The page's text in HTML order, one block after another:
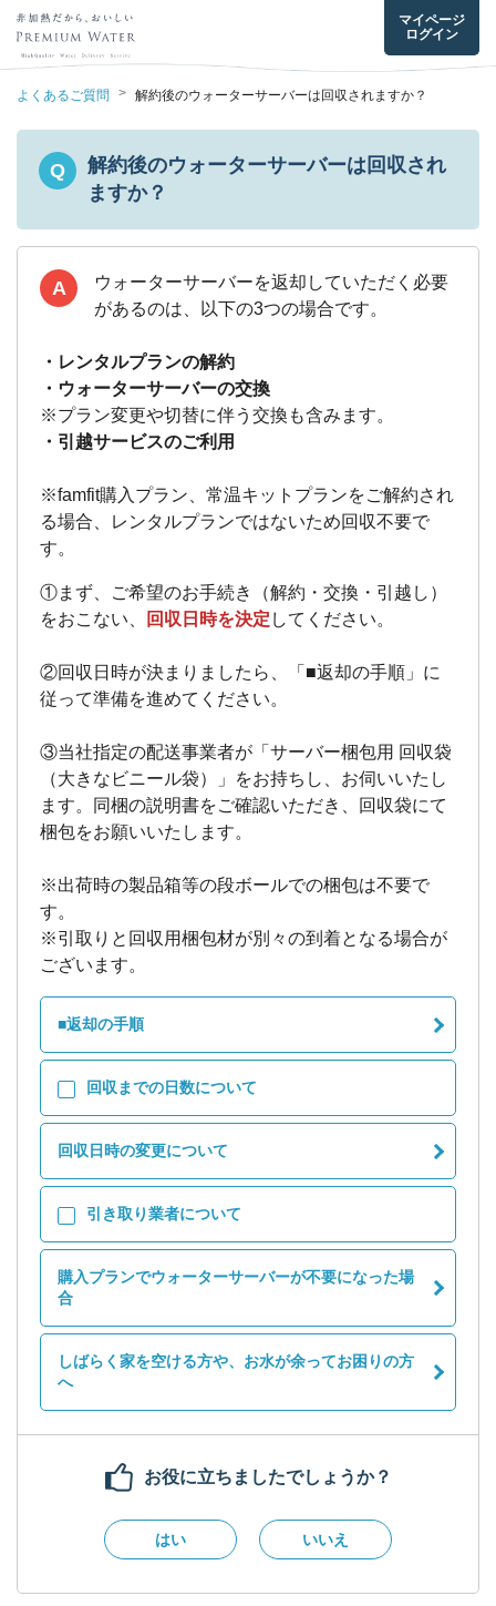
マイページ
ログイン
よくあるご質問 > 解約後のウォーターサーバーは回収されますか？
Q
解約後のウォーターサーバーは回収され
ますか？
A
ウォーターサーバーを返却していただく必要
があるのは、以下の3つの場合です。
・レンタルプランの解約
・ウォーターサーバーの交換
※プラン変更や切替に伴う交換も含みます。
・引越サービスのご利用
※famfit購入プラン、常温キットプランをご解約され
る場合、レンタルプランではないため回収不要で
す。
①まず、ご希望のお手続き（解約・交換・引越し）
をおこない、
回収日時を決定 してください。
②回収日時が決まりましたら、「■返却の手順」に
従って準備を進めてください。
③当社指定の配送事業者が「サーバー梱包用 回収袋
（大きなビニール袋）」をお持ちし、お伺いいたし
ます。同梱の説明書をご確認いただき、回収袋にて
梱包をお願いいたします。
※出荷時の製品箱等の段ボールでの梱包は不要で
す。
※引取りと回収用梱包材が別々の到着となる場合が
ございます。
■返却の手順
回収までの日数について
回収日時の変更について
引き取り業者について
購入プランでウォーターサーバーが不要になった場
合
しばらく家を空ける方や、お水が余ってお困りの方
へ
お役に立ちましたでしょうか？
はい いいえ